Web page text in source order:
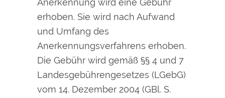
Anerkennung wird eine Gebühr
erhoben. Sie wird nach Aufwand
und Umfang des
Anerkennungsverfahrens erhoben.
Die Gebühr wird gemäß §§ 4 und 7
Landesgebührengesetzes (LGebG)
vom 14. Dezember 2004 (GBl. S.